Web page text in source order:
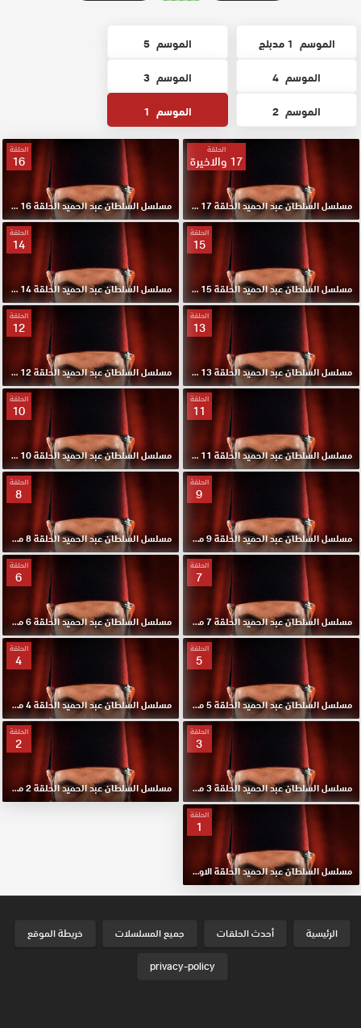
الموسم 1 مدبلج الموسم 5
الموسم 4 الموسم 3
الموسم 2 الموسم 1
الحلقة
17 والاخيرة
مسلسل السلطان عبد الحميد الحلقة 17 والاخيرة مترجم HD
الحلقة
16
مسلسل السلطان عبد الحميد الحلقة 16 مترجم HD
الحلقة
15
مسلسل السلطان عبد الحميد الحلقة 15 مترجم HD
الحلقة
14
مسلسل السلطان عبد الحميد الحلقة 14 مترجم HD
الحلقة
13
مسلسل السلطان عبد الحميد الحلقة 13 مترجم HD
الحلقة
12
مسلسل السلطان عبد الحميد الحلقة 12 مترجم HD
الحلقة
11
مسلسل السلطان عبد الحميد الحلقة 11 مترجم HD
الحلقة
10
مسلسل السلطان عبد الحميد الحلقة 10 مترجم HD
الحلقة
9
مسلسل السلطان عبد الحميد الحلقة 9 مترجم HD
الحلقة
8
مسلسل السلطان عبد الحميد الحلقة 8 مترجم HD
الحلقة
7
مسلسل السلطان عبد الحميد الحلقة 7 مترجم HD
الحلقة
6
مسلسل السلطان عبد الحميد الحلقة 6 مترجم HD
الحلقة
5
مسلسل السلطان عبد الحميد الحلقة 5 مترجم HD
الحلقة
4
مسلسل السلطان عبد الحميد الحلقة 4 مترجم HD
الحلقة
3
مسلسل السلطان عبد الحميد الحلقة 3 مترجم HD
الحلقة
2
مسلسل السلطان عبد الحميد الحلقة 2 مترجم HD
الحلقة
1
مسلسل السلطان عبد الحميد الحلقة الاولي 1 مترجم HD
الرئيسية أحدث الحلقات جميع المسلسلات
خريطة الموقع
privacy-policy